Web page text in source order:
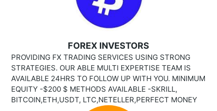
FOREX INVESTORS
PROVIDING FX TRADING SERVICES USING STRONG
STRATEGIES. OUR ABLE MULTI EXPERTISE TEAM IS
AVAILABLE 24HRS TO FOLLOW UP WITH YOU. MINIMUM
EQUITY -$200 $ METHODS AVAILABLE -SKRILL,
BITCOIN,ETH,USDT, LTC,NETELLER,PERFECT MONEY